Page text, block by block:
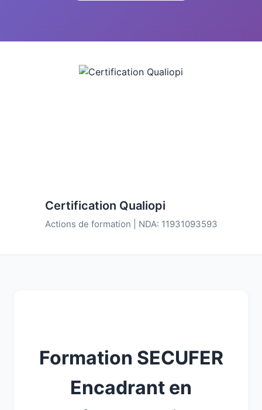
Certification Qualiopi
Actions de formation | NDA: 11931093593
Formation SECUFER
Encadrant en